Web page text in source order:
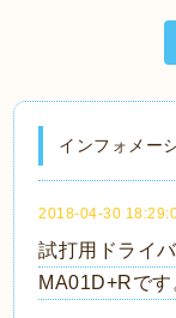
インフォメー
2018-04-30
試打用ドライ
MA01D+Rです